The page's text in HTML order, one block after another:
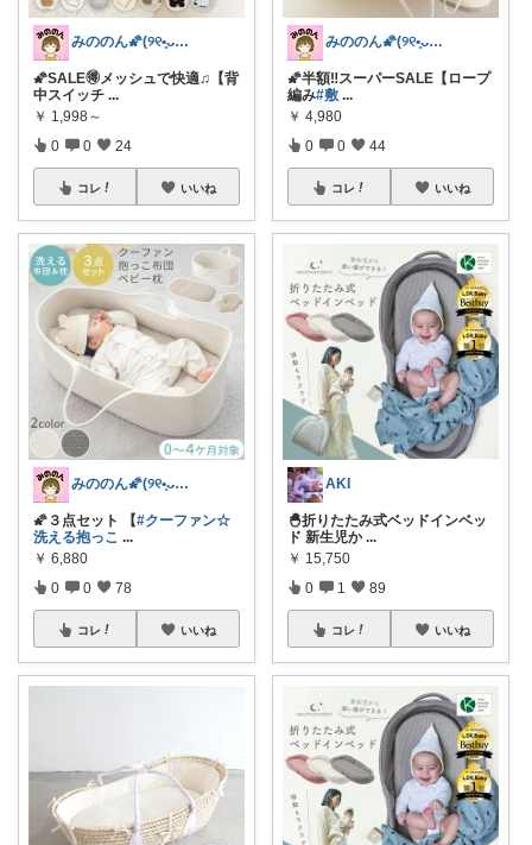
みののん🌠(୨୧•͈ᴗ•͈)感謝♡
🌠SALE🉐メッシュで快適♫【背
中スイッチ ...
￥ 1,998～
0 0 24
コレ いいね
みののん🌠(୨୧•͈ᴗ•͈)感謝♡
🌠３点セット 【#クーファン☆
洗える抱っこ ...
￥ 6,880
0 0 78
コレ いいね
みののん🌠(୨୧•͈ᴗ•͈)感謝♡
🌠半額‼︎スーパーSALE【ロープ
編み#敷 ...
￥ 4,980
0 0 44
コレ いいね
AKI
🐣折りたたみ式ベッドインベッ
ド 新生児か ...
￥ 15,750
0 1 89
コレ いいね